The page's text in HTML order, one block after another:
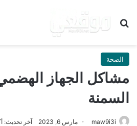
بحث عن
الصحة
مشاكل الجهاز
السمنة
maw9i3i مارس 6, 2023 آخر تحديث: أكتوبر